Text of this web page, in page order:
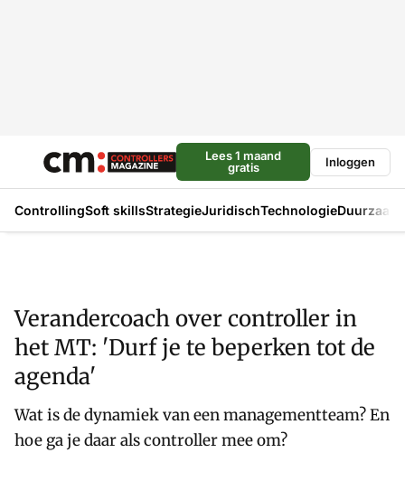
Lees 1 maand
gratis
Inloggen
ControllingSoft skillsStrategieJuridischTechnologie
Verandercoach over controller in
het MT: 'Durf je te beperken tot de
agenda'
Wat is de dynamiek van een managementteam? En
hoe ga je daar als controller mee om?